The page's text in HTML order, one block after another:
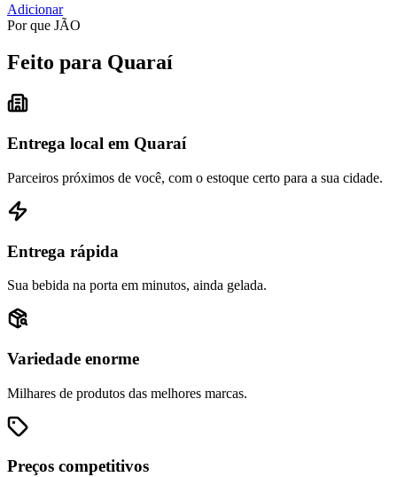
Adicionar
Por que JÃO
Feito para Quaraí
Entrega local em Quaraí
Parceiros próximos de você, com o estoque certo para a sua cidade.
Entrega rápida
Sua bebida na porta em minutos, ainda gelada.
Variedade enorme
Milhares de produtos das melhores marcas.
Preços competitivos